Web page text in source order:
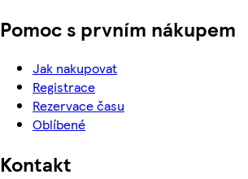
Pomoc s prvním nákupem
Jak nakupovat
Registrace
Rezervace času
Oblíbené
Kontakt